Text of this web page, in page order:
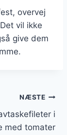
overvej
vil ikke
give dem
NÆSTE
i
med tomater